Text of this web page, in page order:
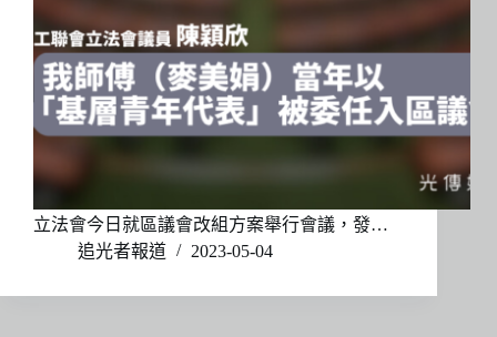
立法會今日就區議會改組方案舉行會議，發…
追光者報道
2023-05-04